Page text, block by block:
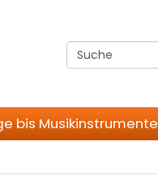
bis Musikinstrumente